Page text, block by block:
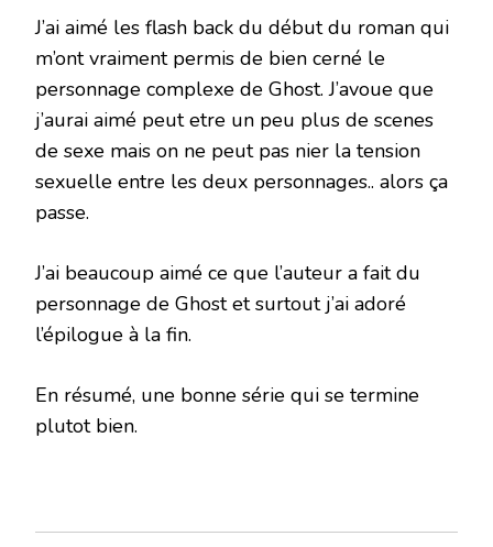
J’ai aimé les flash back du début du roman qui
m’ont vraiment permis de bien cerné le
personnage complexe de Ghost. J’avoue que
j’aurai aimé peut etre un peu plus de scenes
de sexe mais on ne peut pas nier la tension
sexuelle entre les deux personnages.. alors ça
passe.
J’ai beaucoup aimé ce que l’auteur a fait du
personnage de Ghost et surtout j’ai adoré
l’épilogue à la fin.
En résumé, une bonne série qui se termine
plutot bien.